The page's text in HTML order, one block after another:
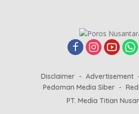
Disclaimer Advertisement
Pedoman Media Siber
PT. Media Titian